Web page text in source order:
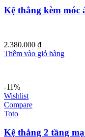
Kệ thẳng kèm móc
2.380.000 ₫
Thêm vào giỏ hàng
-11%
Wishlist
Compare
Toto